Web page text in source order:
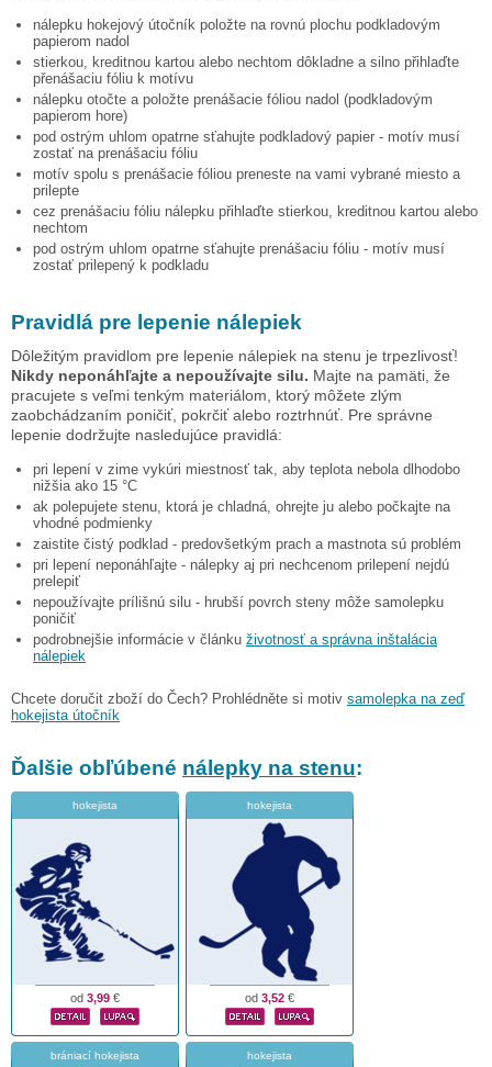
nálepku hokejový útočník položte na rovnú plochu podkladovým
papierom nadol
stierkou, kreditnou kartou alebo nechtom dôkladne a silno přihlaďte
přenášaciu fóliu k motívu
nálepku otočte a položte prenášacie fóliou nadol (podkladovým
papierom hore)
pod ostrým uhlom opatrne sťahujte podkladový papier - motív musí
zostať na prenášaciu fóliu
motív spolu s prenášacie fóliou preneste na vami vybrané miesto a
prilepte
cez prenášaciu fóliu nálepku přihlaďte stierkou, kreditnou kartou alebo
nechtom
pod ostrým uhlom opatrne sťahujte prenášaciu fóliu - motív musí
zostať prilepený k podkladu
Pravidlá pre lepenie nálepiek
Dôležitým pravidlom pre lepenie nálepiek na stenu je trpezlivosť!
Nikdy neponáhľajte a nepoužívajte silu. Majte na pamäti, že
pracujete s veľmi tenkým materiálom, ktorý môžete zlým
zaobchádzaním poničiť, pokrčiť alebo roztrhnúť. Pre správne
lepenie dodržujte nasledujúce pravidlá:
pri lepení v zime vykúri miestnosť tak, aby teplota nebola dlhodobo
nižšia ako 15 °C
ak polepujete stenu, ktorá je chladná, ohrejte ju alebo počkajte na
vhodné podmienky
zaistite čistý podklad - predovšetkým prach a mastnota sú problém
pri lepení neponáhľajte - nálepky aj pri nechcenom prilepení nejdú
prelepiť
nepoužívajte prílišnú silu - hrubší povrch steny môže samolepku
poničiť
podrobnejšie informácie v článku životnosť a správna inštalácia
nálepiek
Chcete doručit zboží do Čech? Prohlédněte si motiv samolepka na zeď
hokejista útočník
Ďalšie obľúbené nálepky na stenu:
hokejista
od 3,99 €
hokejista
od 3,52 €
brániací hokejista hokejista